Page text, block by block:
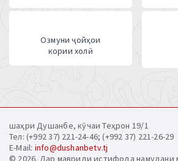
Озмуни ҷойҳои
кории холӣ
шаҳри Душанбе, кӯчаи Теҳрон 19/1
Тел: (+992 37) 221-24-46; (+992 37) 221-26-29
E-Mail: info@dushanbetv.tj
© 2026. Дар мавриди истифода намудани